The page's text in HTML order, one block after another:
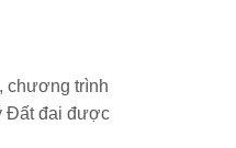
chương trình
Đất đai được